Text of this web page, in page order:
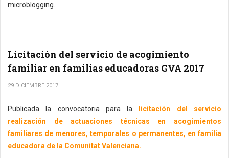
microblogging.
Licitación del servicio de acogimiento
familiar en familias educadoras GVA 2017
29 DICIEMBRE 2017
Publicada la convocatoria para la licitación del servicio
realización de actuaciones técnicas en acogimientos
familiares de menores, temporales o permanentes, en familia
educadora de la Comunitat Valenciana.